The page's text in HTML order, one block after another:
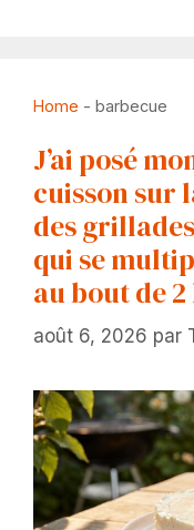
Home - barbecue
J’ai posé
cuisson sur
des
qui se
au bout de
août 6, 2026 par